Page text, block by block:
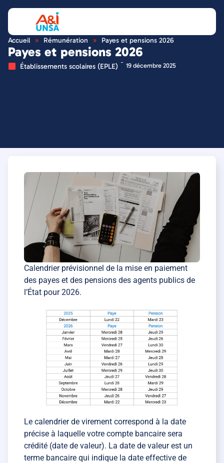
Accueil » Rémunération » Payes et pensions 2026
Payes et pensions 2026
Établissements scolaires (EPLE) 19 décembre 2025
Calendrier prévisionnel de la mise en paiement
des payes et des pensions des agents publics de
l’État pour 2026.
Le calendrier de virement correspond à la date
précise à laquelle votre compte bancaire sera
crédité (date de valeur). La date de valeur est un
terme bancaire qui indique la date effective de